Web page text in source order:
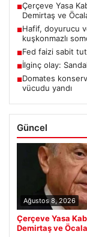
■Çerçeve Yasa
Demirtaş ve
■Hafif, doyurucu
kuşkonmazlı
■Fed faizi sabit
■İlginç olay:
■Domates
vücudu yandı
Güncel
Ağustos 8, 2026
Çerçeve Yasa
Demirtaş ve